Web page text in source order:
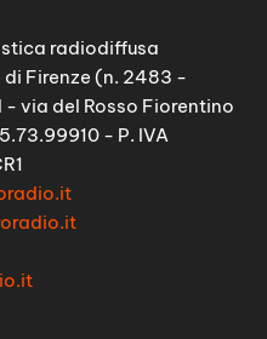
radiodiffusa
Firenze (n. 2483 -
via del Rosso Fiorentino
- P. IVA